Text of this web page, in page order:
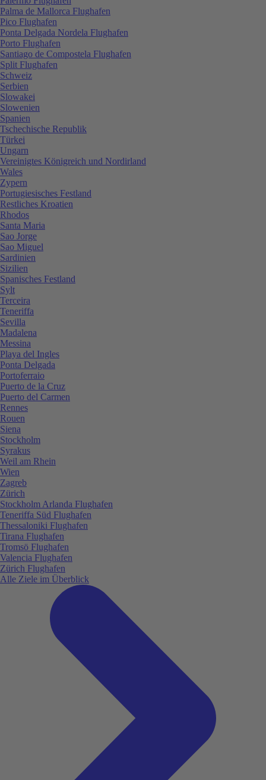
Palma de Mallorca Flughafen
Pico Flughafen
Ponta Delgada Nordela Flughafen
Porto Flughafen
Santiago de Compostela Flughafen
Split Flughafen
Schweiz
Serbien
Slowakei
Slowenien
Spanien
Tschechische Republik
Türkei
Ungarn
Vereinigtes Königreich und Nordirland
Wales
Zypern
Portugiesisches Festland
Restliches Kroatien
Rhodos
Santa Maria
Sao Jorge
Sao Miguel
Sardinien
Sizilien
Spanisches Festland
Sylt
Terceira
Teneriffa
Sevilla
Madalena
Messina
Playa del Ingles
Ponta Delgada
Portoferraio
Puerto de la Cruz
Puerto del Carmen
Rennes
Rouen
Siena
Stockholm
Syrakus
Weil am Rhein
Wien
Zagreb
Zürich
Stockholm Arlanda Flughafen
Teneriffa Süd Flughafen
Thessaloniki Flughafen
Tirana Flughafen
Tromsö Flughafen
Valencia Flughafen
Zürich Flughafen
Alle Ziele im Überblick